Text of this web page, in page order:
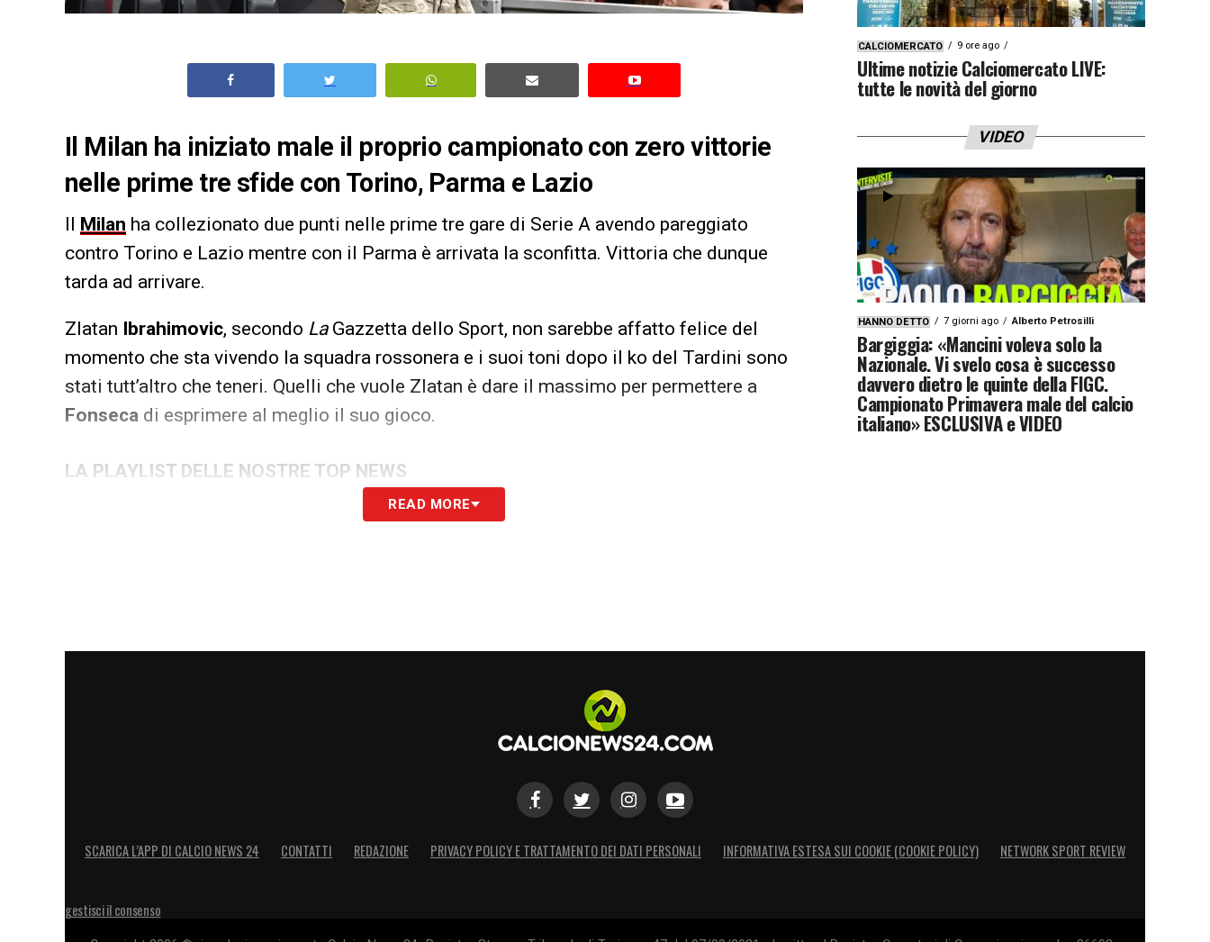
Il Milan ha iniziato male il proprio campionato con zero vittorie
nelle prime tre sfide con Torino, Parma e Lazio
Milan ha collezionato due punti nelle prime tre gare di Serie A avendo pareggiato
contro Torino e Lazio mentre con il Parma è arrivata la sconfitta. Vittoria che dunque
tarda ad arrivare.
Zlatan Ibrahimovic, secondo La Gazzetta dello Sport, non sarebbe affatto felice del
momento che sta vivendo la squadra rossonera e i suoi toni dopo il ko del Tardini sono
stati tutt’altro che teneri. Quelli che vuole Zlatan è dare il massimo per permettere a
Fonseca di esprimere al meglio il suo gioco.
LA PLAYLIST DELLE NOSTRE TOP NEWS
READ MORE
CALCIOMERCATO 9 ore ago
Ultime notizie Calciomercato LIVE:
tutte le novità del giorno
VIDEO
HANNO DETTO 7 giorni ago Alberto Petrosilli
Bargiggia: «Mancini voleva solo la
Nazionale. Vi svelo cosa è successo
davvero dietro le quinte della FIGC.
Campionato Primavera male del calcio
italiano» ESCLUSIVA e VIDEO
SCARICA L’APP DI CALCIO NEWS 24 CONTATTI REDAZIONE PRIVACY POLICY E TRATTAMENTO DEI DATI PERSONALI INFORMATIVA ESTESA SUI COOKIE (COOKIE POLICY) NETWORK SPORT REVIEW
gestisci il consenso